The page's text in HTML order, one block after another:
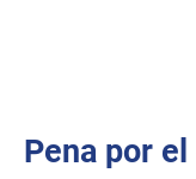
Pena por